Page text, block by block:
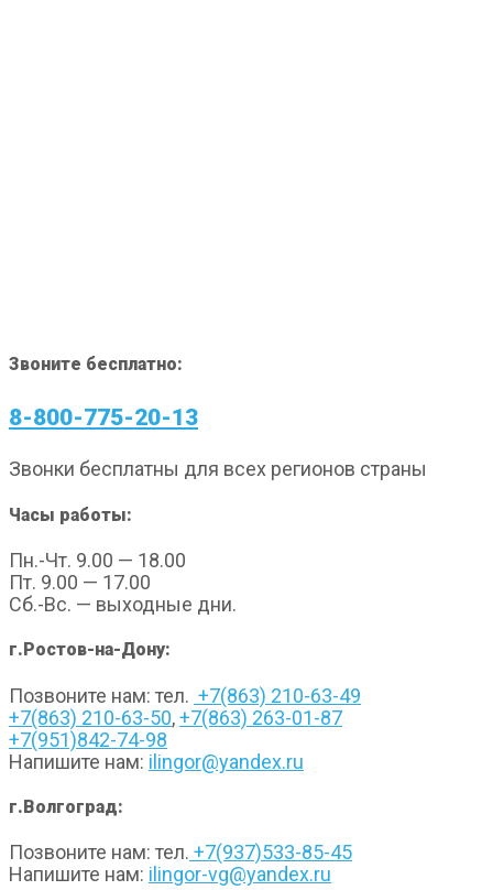
Звоните бесплатно:
8-800-775-20-13
Звонки бесплатны для всех регионов страны
Часы работы:
Пн.-Чт. 9.00 — 18.00
Пт. 9.00 — 17.00
Сб.-Вс. — выходные дни.
г.Ростов-на-Дону:
Позвоните нам: тел. +7(863) 210-63-49
+7(863) 210-63-50,+7(863) 263-01-87
+7(951)842-74-98
Напишите нам: ilingor@yandex.ru
г.Волгоград:
Позвоните нам: тел. +7(937)533-85-45
Напишите нам: ilingor-vg@yandex.ru